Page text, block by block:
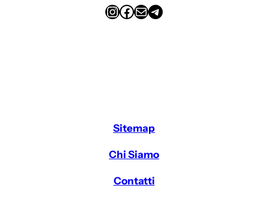
InstagramFacebook Email Telegram
Sitemap
Chi Siamo
Contatti